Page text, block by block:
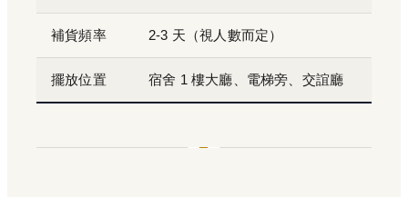
補貨頻率 2-3 天（視人數而定）
擺放位置 宿舍 1 樓大廳、電梯旁、交誼廳